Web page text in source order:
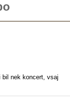
nek koncert, vsaj